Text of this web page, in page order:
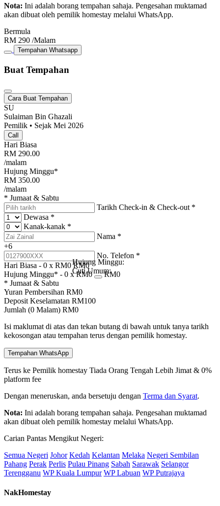
Nota: Ini adalah borang tempahan sahaja. Pengesahan muktamad
akan dibuat oleh pemilik homestay melalui WhatsApp.
Bermula
RM 290 /Malam
Tempahan Whatsapp
Buat Tempahan
Cara Buat Tempahan
SU
Sulaiman Bin Ghazali
Pemilik • Sejak Mei 2026
Call
Hari Biasa
RM 290.00
/malam
Hujung Minggu*
RM 350.00
/malam
* Jumaat & Sabtu
Tarikh Check-in & Check-out *
Dewasa *
Kanak-kanak *
Nama *
+6
No. Telefon *
Hari Biasa - 0 x RM0 RM0
Hujung Minggu* - 0 x RM0
Hujung Minggu:
Cuti Umum:RM0
* Jumaat & Sabtu
Yuran Pembersihan RM0
Deposit Keselamatan RM100
Jumlah (0 Malam) RM0
Isi maklumat di atas dan tekan butang di bawah untuk tanya tarikh
kekosongan atau tempahan terus dengan pemilik homestay.
Tempahan WhatsApp
Terus ke Pemilik homestay Tiada Orang Tengah Lebih Jimat & 0%
platform fee
Dengan meneruskan, anda bersetuju dengan Terma dan Syarat.
Nota: Ini adalah borang tempahan sahaja. Pengesahan muktamad
akan dibuat oleh pemilik homestay melalui WhatsApp.
Carian Pantas Mengikut Negeri:
Semua Negeri Johor Kedah Kelantan Melaka Negeri Sembilan
Pahang Perak Perlis Pulau Pinang Sabah Sarawak Selangor
Terengganu WP Kuala Lumpur WP Labuan WP Putrajaya
NakHomestay